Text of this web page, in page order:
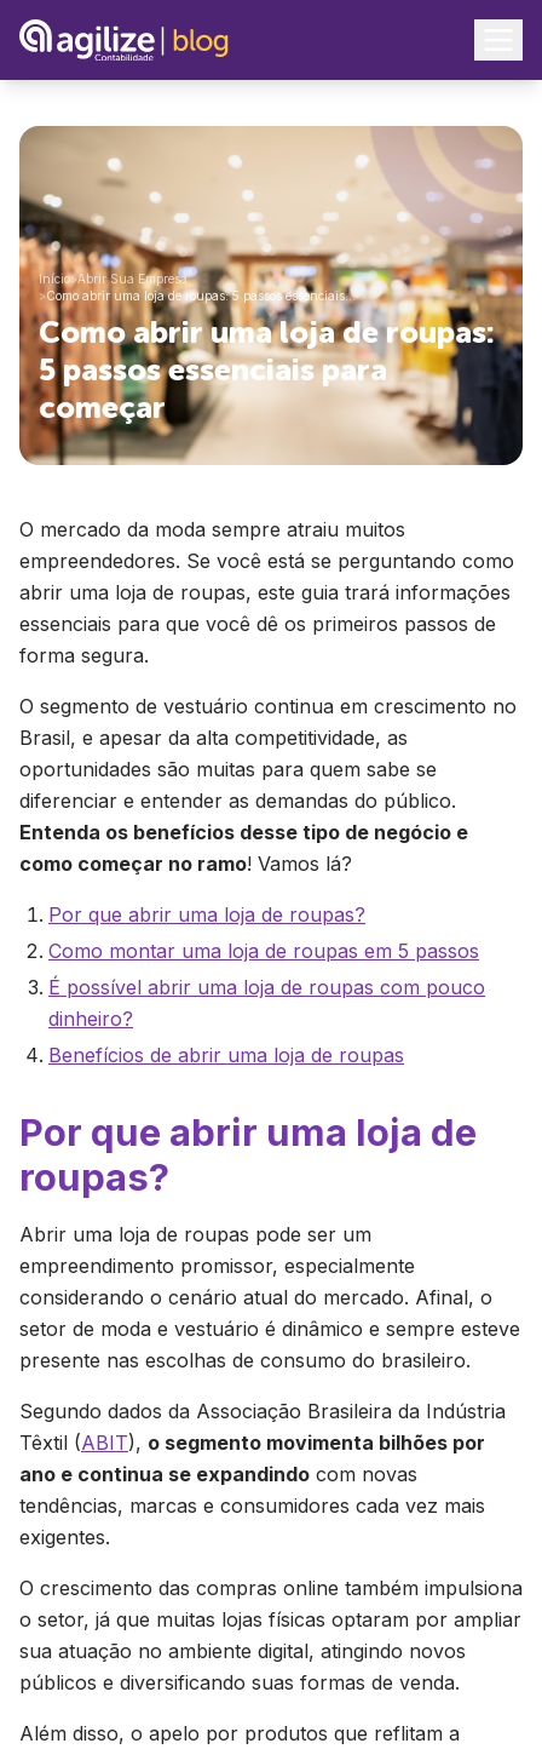
Início>Abrir Sua Empresa
>Como abrir uma loja de roupas: 5 passos essenciais…
Como abrir uma loja de roupas:
5 passos essenciais para
começar
O mercado da moda sempre atraiu muitos
empreendedores. Se você está se perguntando como
abrir uma loja de roupas, este guia trará informações
essenciais para que você dê os primeiros passos de
forma segura.
O segmento de vestuário continua em crescimento no
Brasil, e apesar da alta competitividade, as
oportunidades são muitas para quem sabe se
diferenciar e entender as demandas do público.
Entenda os benefícios desse tipo de negócio e
como começar no ramo! Vamos lá?
Por que abrir uma loja de roupas?
Como montar uma loja de roupas em 5 passos
É possível abrir uma loja de roupas com pouco
dinheiro?
Benefícios de abrir uma loja de roupas
Por que abrir uma loja de
roupas?
Abrir uma loja de roupas pode ser um
empreendimento promissor, especialmente
considerando o cenário atual do mercado. Afinal, o
setor de moda e vestuário é dinâmico e sempre esteve
presente nas escolhas de consumo do brasileiro.
Segundo dados da Associação Brasileira da Indústria
Têxtil (ABIT), o segmento movimenta bilhões por
ano e continua se expandindo com novas
tendências, marcas e consumidores cada vez mais
exigentes.
O crescimento das compras online também impulsiona
o setor, já que muitas lojas físicas optaram por ampliar
sua atuação no ambiente digital, atingindo novos
públicos e diversificando suas formas de venda.
Além disso, o apelo por produtos que reflitam a